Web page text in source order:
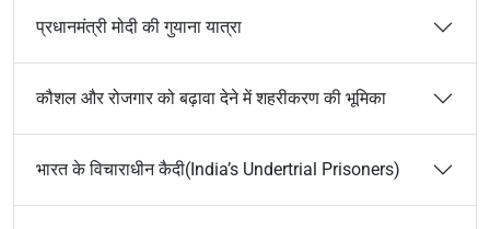
प्रधानमंत्री मोदी की गुयाना यात्रा
कौशल और रोजगार को बढ़ावा देने में शहरीकरण की भूमिका
भारत के विचाराधीन कैदी(India’s Undertrial Prisoners)